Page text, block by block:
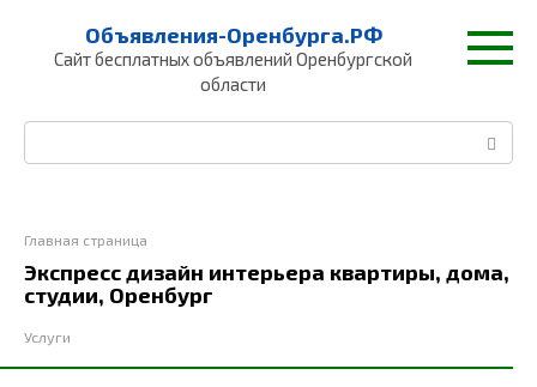
контенту
Объявления-Оренбурга.РФ
Сайт бесплатных объявлений Оренбургской
области
Главная страница
Экспресс дизайн интерьера квартиры, дома,
студии, Оренбург
Услуги